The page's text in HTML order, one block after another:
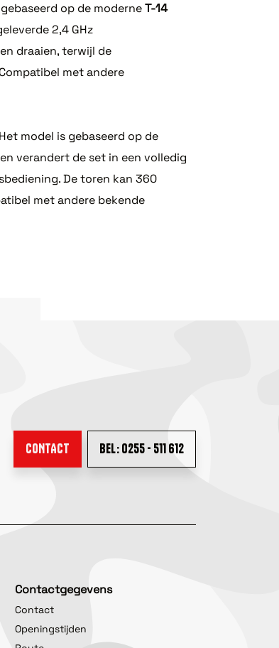
op de moderneT-14
2,4 GHz
draaien, terwijl de
met andere
model is gebaseerd op de
verandert de set in een volledig
De toren kan 360
met andere bekende
CONTACT BEL: 0255 - 511 612
Contactgegevens
Contact
Openingstijden